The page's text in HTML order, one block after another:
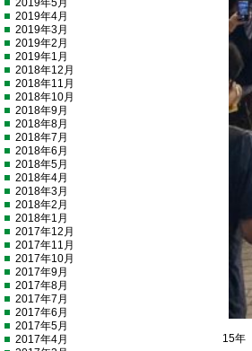
15年
2019年5月
2019年4月
2019年3月
2019年2月
2019年1月
2018年12月
2018年11月
2018年10月
2018年9月
2018年8月
2018年7月
2018年6月
2018年5月
2018年4月
2018年3月
2018年2月
2018年1月
2017年12月
2017年11月
2017年10月
2017年9月
2017年8月
2017年7月
2017年6月
2017年5月
2017年4月